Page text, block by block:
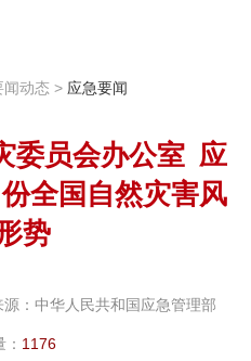
闻动态 > 应急要闻
委员会办公室 应
全国自然灾害风
势
源： 中华人民共和国应急管理部
1176